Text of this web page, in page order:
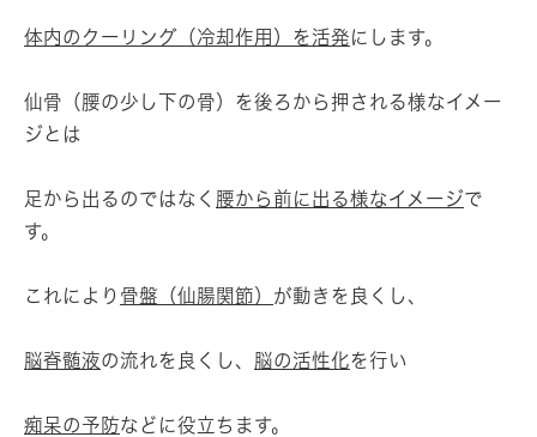
体内のクーリング（冷却作用）を活発にします。
仙骨（腰の少し下の骨）を後ろから押される様なイメー
ジとは
足から出るのではなく 腰から前に出る様なイメージで
す。
これにより 骨盤（仙腸関節） が動きを良くし、
脳脊髄液の流れを良くし、 脳の活性化を行い
痴呆の予防などに役立ちます。